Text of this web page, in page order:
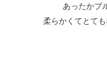
あったかプ
柔らかくてとて